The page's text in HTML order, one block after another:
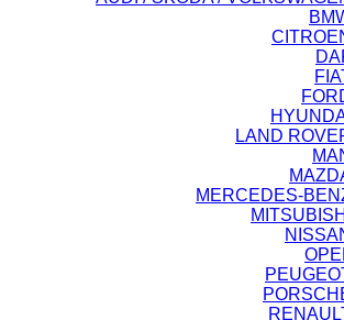
LAND
MERCEDES-
MITSUBISHI